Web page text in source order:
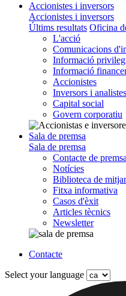
Accionistes i inversors
Accionistes i inversors
Últims resultats Oficina
L'acció
Comunicacions
Informació
Informació
Accionistes
Inversors i analistes
Capital social
Govern corporatiu
Sala de premsa
Sala de premsa
Contacte de premsa
Notícies
Biblioteca de
Fitxa informativa
Casos d'èxit
Articles tècnics
Newsletter
Contacte
Select your language